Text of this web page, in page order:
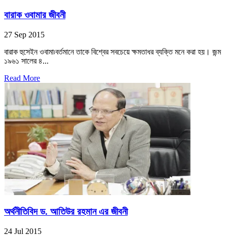
বারাক ওবামার জীবনী
27 Sep 2015
বারাক হুসেইন ওবামা৷বর্তমানে তাকে বিশ্বের সবচেয়ে ক্ষমতাধর ব্যক্তি মনে করা হয়। জন্ম
১৯৬১ সালের ৪...
Read More
অর্থনীতিবিদ ড. আতিউর রহমান এর জীবনী
24 Jul 2015